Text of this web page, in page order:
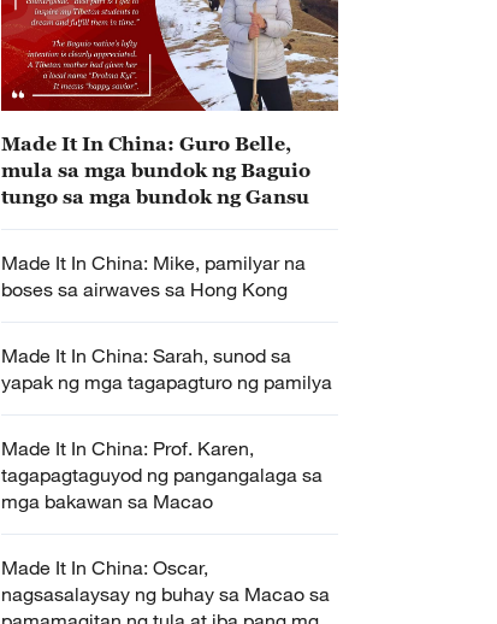
Made It In China: Guro Belle,
mula sa mga bundok ng Baguio
tungo sa mga bundok ng Gansu
Made It In China: Mike, pamilyar na
boses sa airwaves sa Hong Kong
Made It In China: Sarah, sunod sa
yapak ng mga tagapagturo ng pamilya
Made It In China: Prof. Karen,
tagapagtaguyod ng pangangalaga sa
mga bakawan sa Macao
Made It In China: Oscar,
nagsasalaysay ng buhay sa Macao sa